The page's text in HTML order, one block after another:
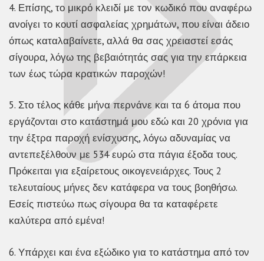
4. Επίσης, το μικρό κλειδί με τον κωδικό που αναφέρω
ανοίγει το κουτί ασφαλείας χρημάτων, που είναι άδειο
όπως καταλαβαίνετε, αλλά θα σας χρειαστεί εσάς
σίγουρα, λόγω της βεβαιότητάς σας για την επάρκεια
των έως τώρα κρατικών παροχών!
5. Στο τέλος κάθε μήνα περνάνε και τα 6 άτομα που
εργάζονται στο κατάστημά μου εδώ και 20 χρόνια για
την έξτρα παροχή ενίσχυσης, λόγω αδυναμίας να
αντεπεξέλθουν με 534 ευρώ στα πάγια έξοδα τους.
Πρόκειται για εξαίρετους οικογενειάρχες. Τους 2
τελευταίους μήνες δεν κατάφερα να τους βοηθήσω.
Εσείς πιστεύω πως σίγουρα θα τα καταφέρετε
καλύτερα από εμένα!
6. Υπάρχει και ένα εξώδικο για το κατάστημα από τον